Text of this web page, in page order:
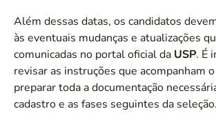
Além dessas datas, os candidatos
às eventuais mudanças e atualizações
comunicadas no portal oficial da USP. É
revisar as instruções que acompanham
preparar toda a documentação
cadastro e as fases seguintes da seleção.